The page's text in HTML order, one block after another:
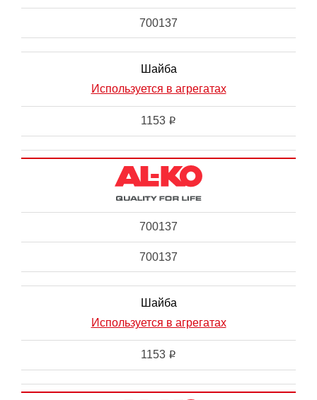
700137
Шайба
Используется в агрегатах
1153 i
700137
700137
Шайба
Используется в агрегатах
1153 i